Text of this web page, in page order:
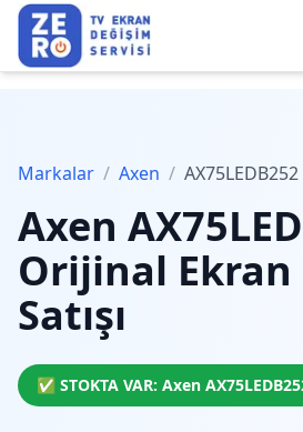
Markalar / Axen / AX75LEDB252
Axen
Orijinal Ekran
Satışı
✅ STOKTA VAR: Axen